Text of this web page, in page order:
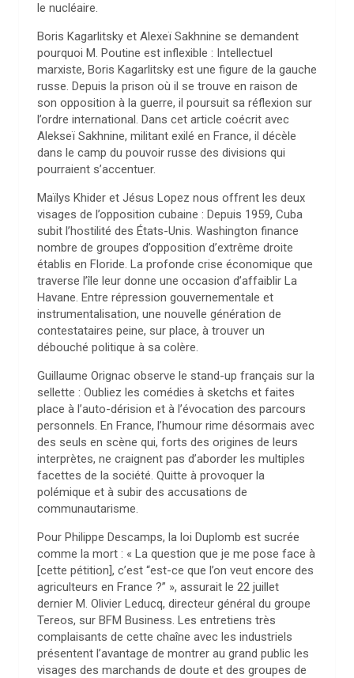
le nucléaire.
Boris Kagarlitsky et Alexeï Sakhnine se demandent
pourquoi M. Poutine est inflexible : Intellectuel
marxiste, Boris Kagarlitsky est une figure de la gauche
russe. Depuis la prison où il se trouve en raison de
son opposition à la guerre, il poursuit sa réflexion sur
l’ordre international. Dans cet article coécrit avec
Alekseï Sakhnine, militant exilé en France, il décèle
dans le camp du pouvoir russe des divisions qui
pourraient s’accentuer.
Maïlys Khider et Jésus Lopez nous offrent les deux
visages de l’opposition cubaine : Depuis 1959, Cuba
subit l’hostilité des États-Unis. Washington finance
nombre de groupes d’opposition d’extrême droite
établis en Floride. La profonde crise économique que
traverse l’île leur donne une occasion d’affaiblir La
Havane. Entre répression gouvernementale et
instrumentalisation, une nouvelle génération de
contestataires peine, sur place, à trouver un
débouché politique à sa colère.
Guillaume Orignac observe le stand-up français sur la
sellette : Oubliez les comédies à sketchs et faites
place à l’auto-dérision et à l’évocation des parcours
personnels. En France, l’humour rime désormais avec
des seuls en scène qui, forts des origines de leurs
interprètes, ne craignent pas d’aborder les multiples
facettes de la société. Quitte à provoquer la
polémique et à subir des accusations de
communautarisme.
Pour Philippe Descamps, la loi Duplomb est sucrée
comme la mort : « La question que je me pose face à
[cette pétition], c’est “est-ce que l’on veut encore des
agriculteurs en France ?” », assurait le 22 juillet
dernier M. Olivier Leducq, directeur général du groupe
Tereos, sur BFM Business. Les entretiens très
complaisants de cette chaîne avec les industriels
présentent l’avantage de montrer au grand public les
visages des marchands de doute et des groupes de